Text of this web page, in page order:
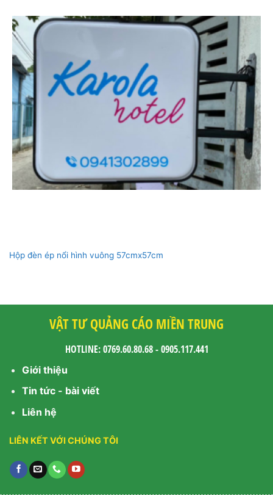
Hộp đèn ép nổi hình vuông 57cmx57cm
VẬT TƯ QUẢNG CÁO MIỀN TRUNG
HOTLINE: 0769.60.80.68 - 0905.117.441
Giới thiệu
Tin tức - bài viết
Liên hệ
LIÊN KẾT VỚI CHÚNG TÔI